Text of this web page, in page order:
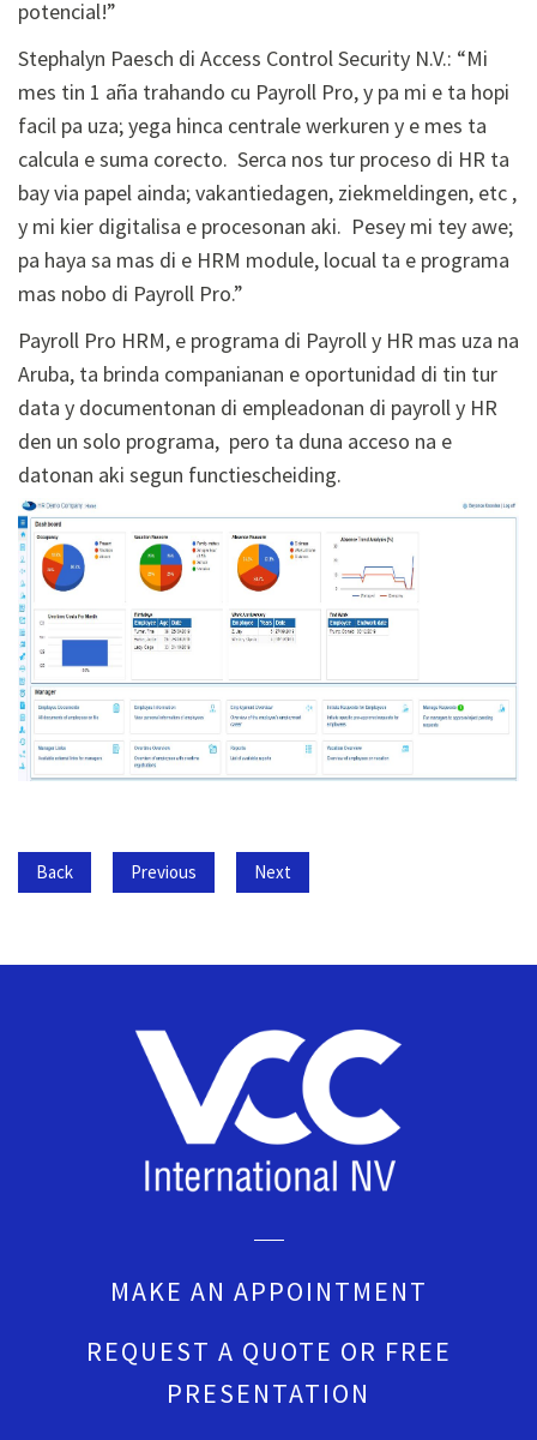
potencial!”
Stephalyn Paesch di Access Control Security N.V.: “Mi
mes tin 1 aña trahando cu Payroll Pro, y pa mi e ta hopi
facil pa uza; yega hinca centrale werkuren y e mes ta
calcula e suma corecto. Serca nos tur proceso di HR ta
bay via papel ainda; vakantiedagen, ziekmeldingen, etc ,
y mi kier digitalisa e procesonan aki. Pesey mi tey awe;
pa haya sa mas di e HRM module, locual ta e programa
mas nobo di Payroll Pro.”
Payroll Pro HRM, e programa di Payroll y HR mas uza na
Aruba, ta brinda companianan e oportunidad di tin tur
data y documentonan di empleadonan di payroll y HR
den un solo programa, pero ta duna acceso na e
datonan aki segun functiescheiding.
Back Previous Next
MAKE AN APPOINTMENT
REQUEST A QUOTE OR FREE
PRESENTATION